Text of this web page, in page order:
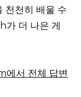
천천히 배울 수
가 더 나은 게
서 전체 답변